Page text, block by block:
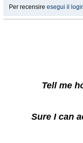
Per recensire esegui il
Tell me
Sure I can